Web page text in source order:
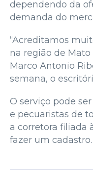
dependendo da
demanda do
“Acreditamos
na região de Mato
Marco Antonio
semana, o
O serviço pode
e pecuaristas de
a corretora filiada
fazer um cadastro.